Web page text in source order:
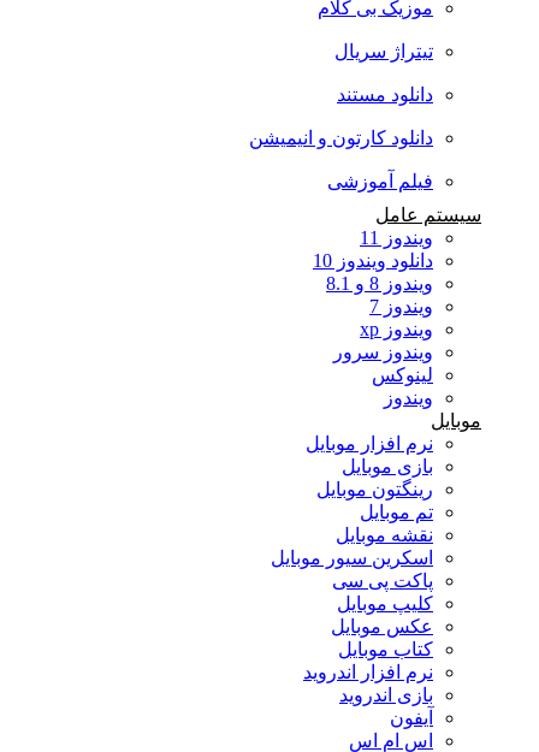
موزیک بی کلام
تیتراژ سریال
دانلود مستند
دانلود کارتون و انیمیشن
فیلم آموزشی
سیستم عامل
ویندوز 11
دانلود ویندوز 10
ویندوز 8 و 8.1
ویندوز 7
ویندوز xp
ویندوز سرور
لینوکس
ویندوز
موبایل
نرم افزار موبایل
بازی موبایل
رینگتون موبایل
تم موبایل
نقشه موبایل
اسکرین سیور موبایل
پاکت پی سی
کلیپ موبایل
عکس موبایل
کتاب موبایل
نرم افزار اندروید
بازی اندروید
آیفون
اس ام اس